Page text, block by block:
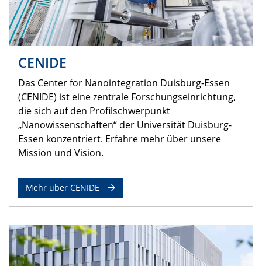
CENIDE
Das Center for Nanointegration Duisburg-Essen
(CENIDE) ist eine zentrale Forschungseinrichtung,
die sich auf den Profilschwerpunkt
„Nanowissenschaften“ der Universität Duisburg-
Essen konzentriert. Erfahre mehr über unsere
Mission und Vision.
Mehr über CENIDE